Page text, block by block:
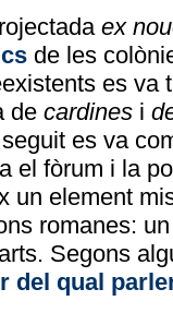
ex
de les
es va
de cardines i
es va
el fòrum i la
un element
romanes:
Segons
del qual